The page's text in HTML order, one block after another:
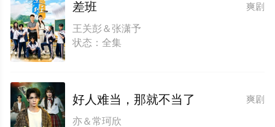
爽剧
差班
王关彭＆张潇予
状态：全集
爽剧
好人难当，那就不当了
亦＆常珂欣